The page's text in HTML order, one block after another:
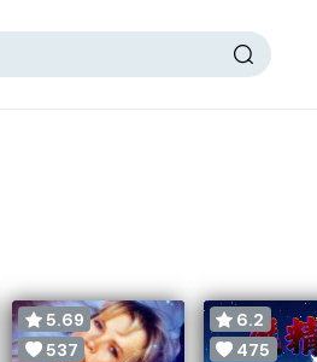
5.69
537
6.2
475